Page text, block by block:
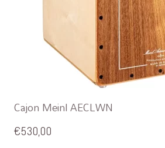
Cajon Meinl AECLWN
€530,00